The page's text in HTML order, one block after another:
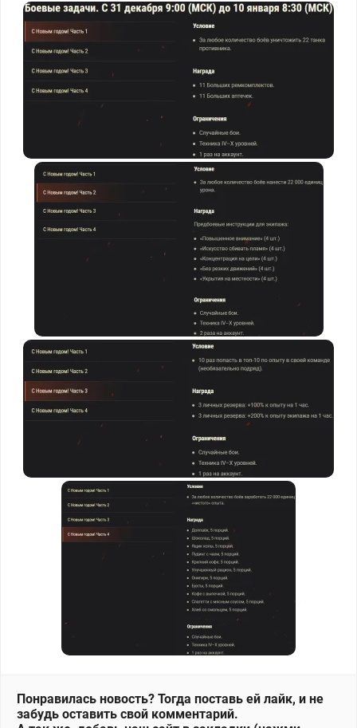
Понравилась новость? Тогда поставь ей лайк, и не
забудь оставить свой комментарий.